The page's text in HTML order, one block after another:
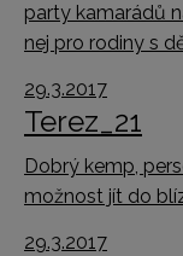
party kamarádů
nej pro rodiny s
29.3.2017
Terez_21
Dobrý kemp,
možnost jít do
29.3.2017